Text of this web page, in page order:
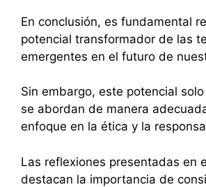
En conclusión, es fundamental
potencial transformador de las
emergentes en el futuro de
Sin embargo, este potencial
se abordan de manera
enfoque en la ética y la
Las reflexiones presentadas en
destacan la importancia de